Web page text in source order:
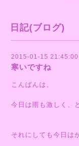
日記(ブログ)
2015-01-15 21:45:00
寒いですね
こんばんは。
今日は雨も激しく、
それにしても今日は